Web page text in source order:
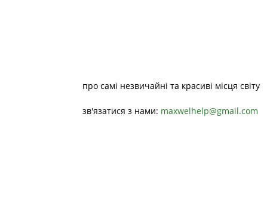
про самі незвичайні та красиві місця світу
зв'язатися з нами: maxwelhelp@gmail.com